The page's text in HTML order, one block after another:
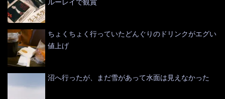
ルーレイで観賞
ちょくちょく行っていたどんぐりのドリンクがエグい
値上げ
沼へ行ったが、まだ雪があって水面は見えなかった